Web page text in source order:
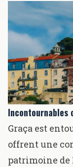
Incontournables
Graça est
offrent une
patrimoine de